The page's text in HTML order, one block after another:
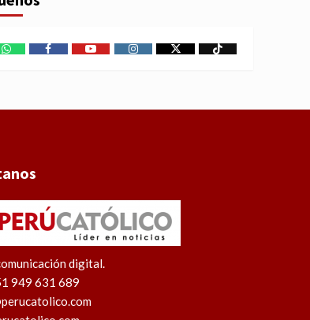
WhatsAppFacebookYoutubeInstagram
X TikTok
digital.
949 631 689